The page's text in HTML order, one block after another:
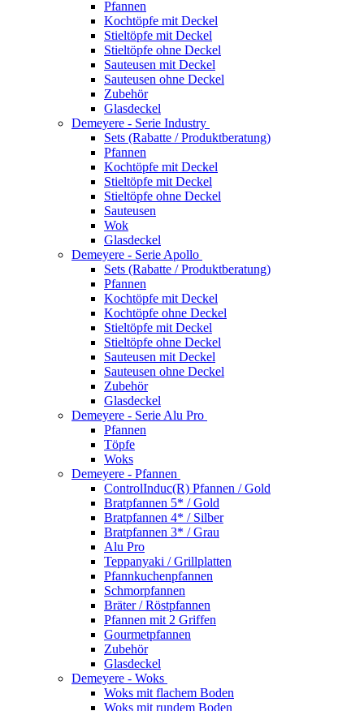
Pfannen
Kochtöpfe mit Deckel
Stieltöpfe mit Deckel
Stieltöpfe ohne Deckel
Sauteusen mit Deckel
Sauteusen ohne Deckel
Zubehör
Glasdeckel
Demeyere - Serie Industry
Sets (Rabatte / Produktberatung)
Pfannen
Kochtöpfe mit Deckel
Stieltöpfe mit Deckel
Stieltöpfe ohne Deckel
Sauteusen
Wok
Glasdeckel
Demeyere - Serie Apollo
Sets (Rabatte / Produktberatung)
Pfannen
Kochtöpfe mit Deckel
Kochtöpfe ohne Deckel
Stieltöpfe mit Deckel
Stieltöpfe ohne Deckel
Sauteusen mit Deckel
Sauteusen ohne Deckel
Zubehör
Glasdeckel
Demeyere - Serie Alu Pro
Pfannen
Töpfe
Woks
Demeyere - Pfannen
ControlInduc(R) Pfannen / Gold
Bratpfannen 5* / Gold
Bratpfannen 4* / Silber
Bratpfannen 3* / Grau
Alu Pro
Teppanyaki / Grillplatten
Pfannkuchenpfannen
Schmorpfannen
Bräter / Röstpfannen
Pfannen mit 2 Griffen
Gourmetpfannen
Zubehör
Glasdeckel
Demeyere - Woks
Woks mit flachem Boden
Woks mit rundem Boden